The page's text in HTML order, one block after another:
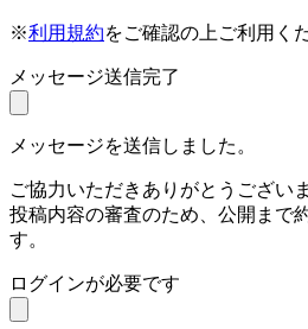
※利用規約をご確認の上ご利用く
メッセージ送信完了
メッセージを送信しました。
ご協力いただきありがとうござい
投稿内容の審査のため、公開まで
す。
ログインが必要です